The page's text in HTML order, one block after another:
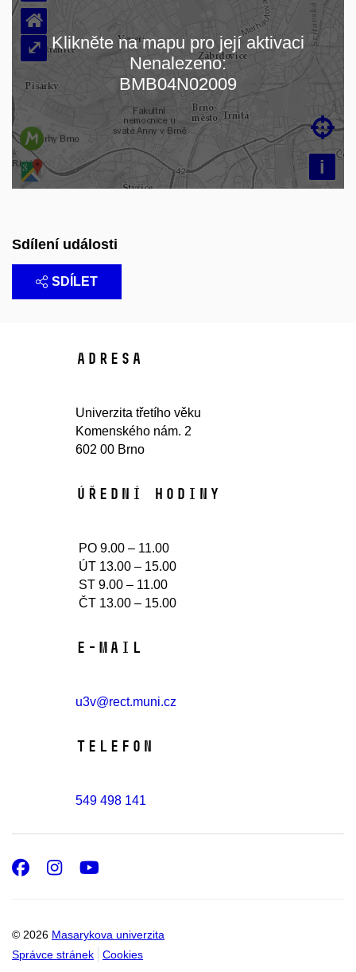
Načítám mapu…
i

⌂
⤢ Klikněte na mapu pro její aktivaci
Nenalezeno:
BMB04N02009
Sdílení události
SDÍLET
Adresa
Univerzita třetího věku
Komenského nám. 2
602 00 Brno
Úřední hodiny​
PO 9.00 – 11.00
ÚT 13.00 – 15.00
ST 9.00 – 11.00
ČT 13.00 – 15.00
E-mail
u3v@rect.muni.cz
Telefon
549 498 141
© 2026 Masarykova univerzita
Správce stránek
Cookies
Facebook
Instagram